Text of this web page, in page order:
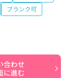
ブランク可
合わせ
に進む